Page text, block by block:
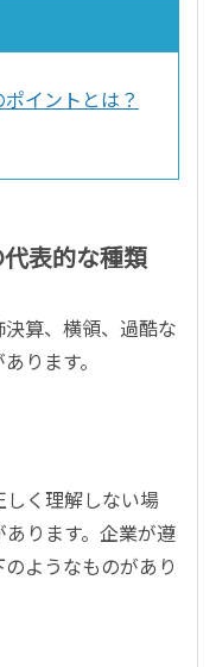
イントとは？
表的な種類
算、横領、過酷な
ります。
く理解しない場
ります。企業が遵
ようなものがあり